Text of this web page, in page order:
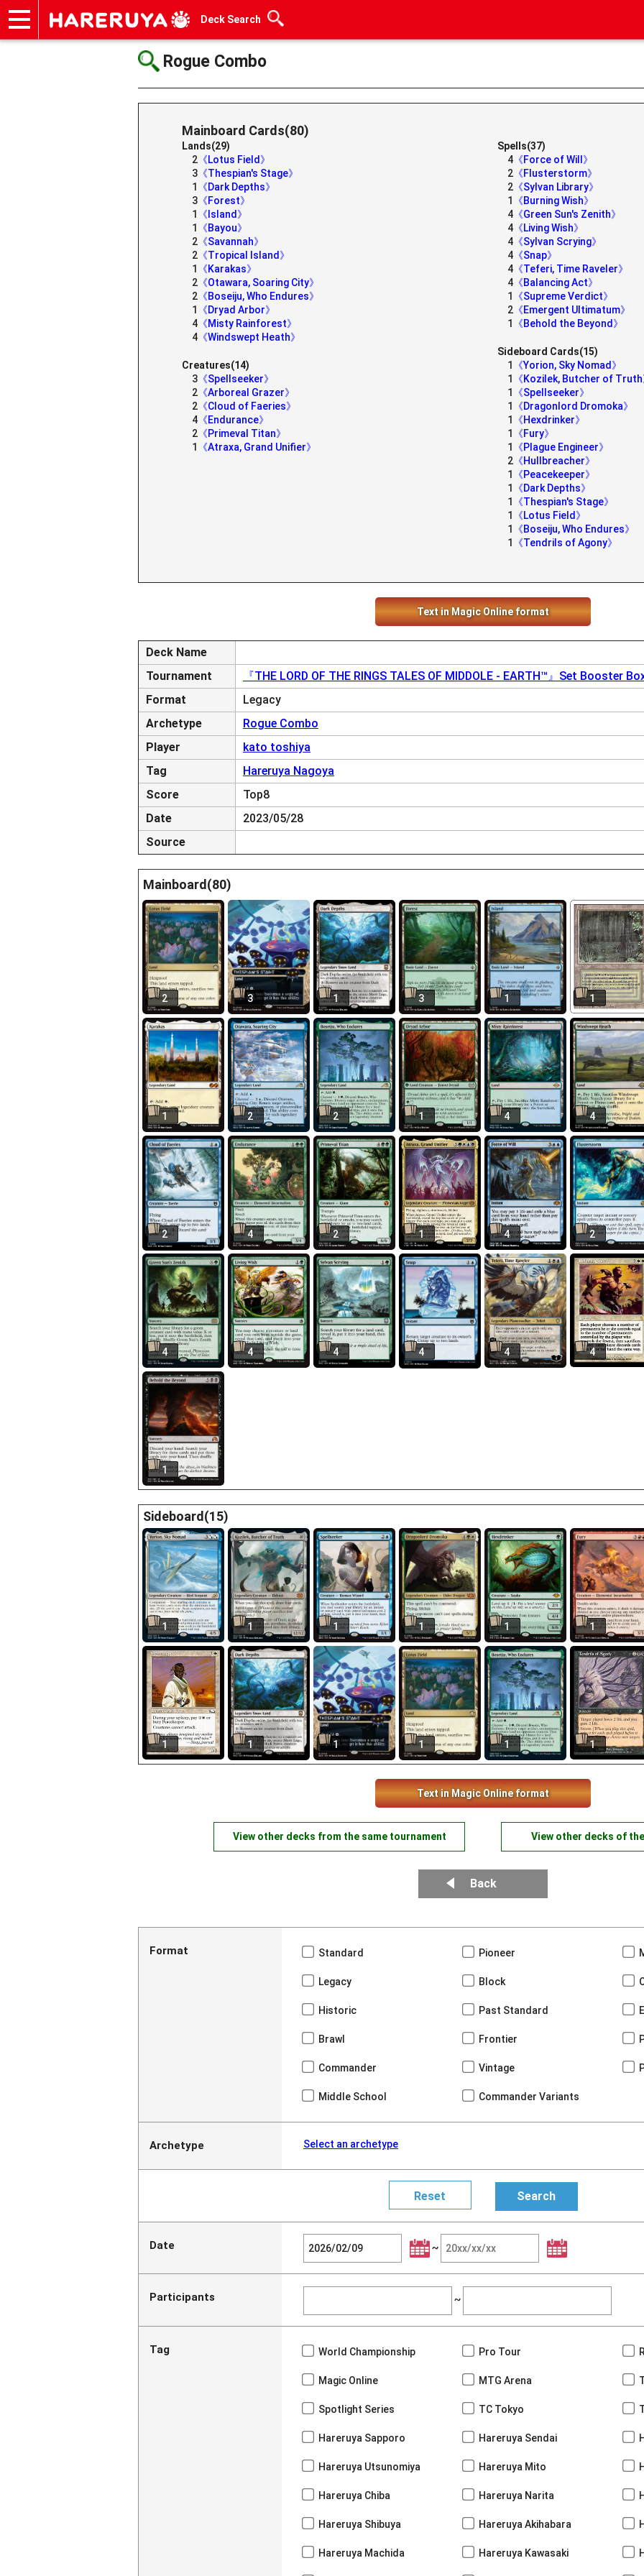
Deck Search
Rogue Combo
Mainboard Cards(80)
Lands(29)
2 《Lotus Field》
3 《Thespian's Stage》
1
《Dark Depths》
3 《Forest》
1
《Island》
1
《Bayou》
2 《Savannah》
2 《Tropical Island》
1
《Karakas》
2 《Otawara, Soaring City》
2 《Boseiju, Who Endures》
1
《Dryad Arbor》
4 《Misty Rainforest》
4 《Windswept Heath》
Creatures(14)
3 《Spellseeker》
2 《Arboreal Grazer》
2 《Cloud of Faeries》
4 《Endurance》
2 《Primeval Titan》
1
《Atraxa, Grand Unifier》
Spells(37)
4 《Force of Will》
2 《Flusterstorm》
2 《Sylvan Library》
1
《Burning Wish》
4 《Green Sun's Zenith》
4 《Living Wish》
4 《Sylvan Scrying》
4 《Snap》
4 《Teferi, Time Raveler》
4 《Balancing Act》
1
《Supreme Verdict》
2 《Emergent Ultimatum》
1
《Behold the Beyond》
Sideboard Cards(15)
1
《Yorion, Sky Nomad》
1
《Kozilek, Butcher of
1
《Spellseeker》
1
《Dragonlord Dromoka》
1
《Hexdrinker》
1
《Fury》
1
《Plague Engineer》
2 《Hullbreacher》
1
《Peacekeeper》
1
《Dark Depths》
1
《Thespian's Stage》
1
《Lotus Field》
1
《Boseiju, Who Endures》
1
《Tendrils of Agony》
Text in Magic Online format
Deck Name
Tournament
『THE LORD OF THE RINGS TALES OF MIDDOLE - EARTH™』Set Booster
Format
Legacy
Archetype
Rogue Combo
Player
kato toshiya
Tag
Hareruya Nagoya
Score
Top8
Date
2023/05/28
Source
Mainboard(80)
2 3 1 3 1 1
1 2 2 1 4 4
2 4 2 1 4 2
4 4 4 4 4 4
1
Sideboard(15)
1 1 1 1 1 1
1 1 1 1 1 1
Text in Magic Online format
View other decks from the same tournament View other decks of
Back
Format Standard Pioneer
Legacy Block
Historic Past Standard
Brawl Frontier
Commander Vintage
Middle School Commander Variants
Archetype Select an archetype
Date ~
Participants ~
Tag World Championship Pro Tour
Magic Online MTG Arena
Spotlight Series TC Tokyo
Hareruya Sapporo Hareruya Sendai
Hareruya Utsunomiya Hareruya Mito
Hareruya Chiba Hareruya Narita
Hareruya Shibuya Hareruya Akihabara
Hareruya Machida Hareruya Kawasaki